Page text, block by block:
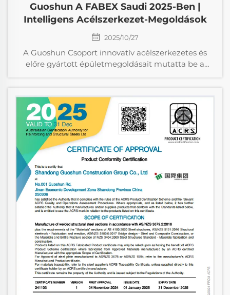
Guoshun A FABEX Saudi 2025-Ben |
Intelligens Acélszerkezet-Megoldások
2025/10/27
A Guoshun Csoport innovatív acélszerkezetes és
előre gyártott épületmegoldásait mutatta be a
közel-keleti piacot. Lépjen kapcsolatba velünk
projektje érdekében! Guoshun Group, egy vezető l...